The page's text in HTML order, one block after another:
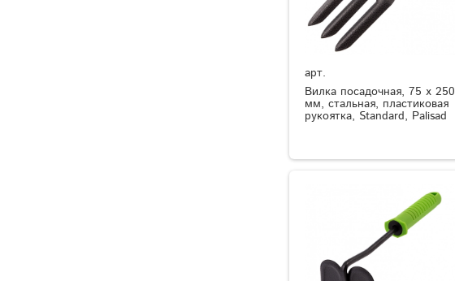
арт.
Вилка посадочная, 75 х 250
мм, стальная, пластиковая
рукоятка, Standard, Palisad